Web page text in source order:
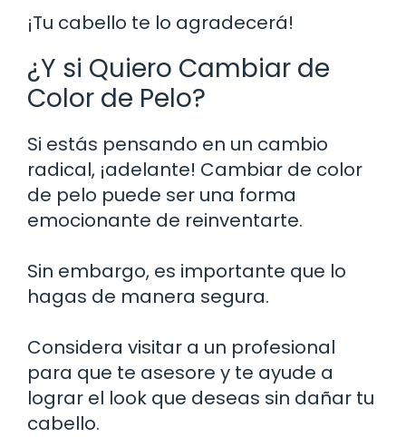
¡Tu cabello te lo agradecerá!
¿Y si Quiero Cambiar de
Color de Pelo?
Si estás pensando en un cambio
radical, ¡adelante! Cambiar de color
de pelo puede ser una forma
emocionante de reinventarte.
Sin embargo, es importante que lo
hagas de manera segura.
Considera visitar a un profesional
para que te asesore y te ayude a
lograr el look que deseas sin dañar tu
cabello.